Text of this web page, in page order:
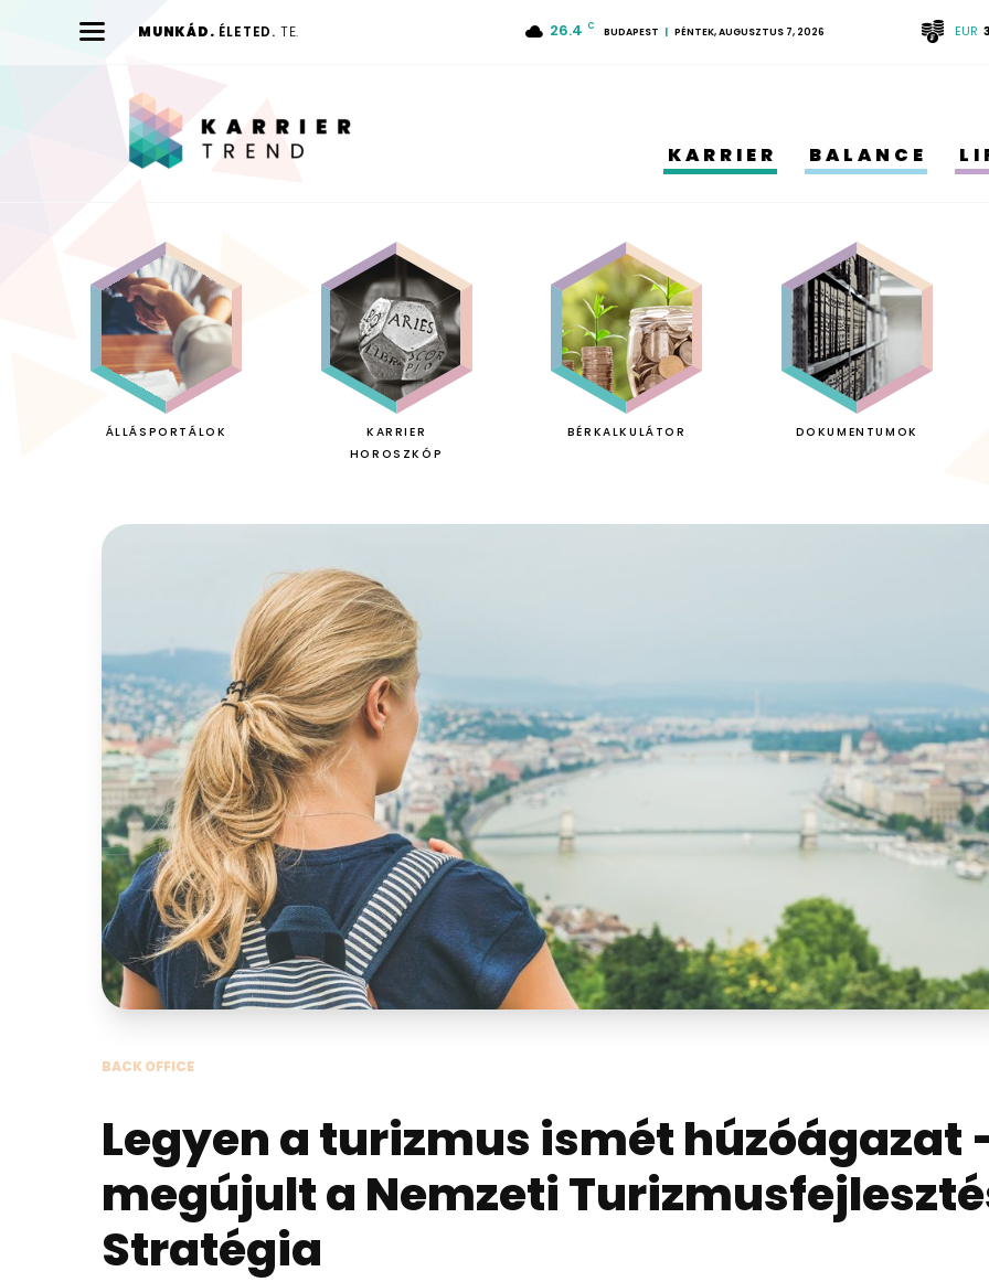
MUNKÁD. ÉLETED. TE. 26.4 C BUDAPEST PÉNTEK, AUGUSZTUS 7, 2026 EUR
KARRIER BALANCE
ÁLLÁSPORTÁLOK
KARRIER
HOROSZKÓP
BÉRKALKULÁTOR DOKUMENTUMOK
BACK OFFICE
Legyen a turizmus ismét húzóágazat
megújult a Nemzeti
Stratégia